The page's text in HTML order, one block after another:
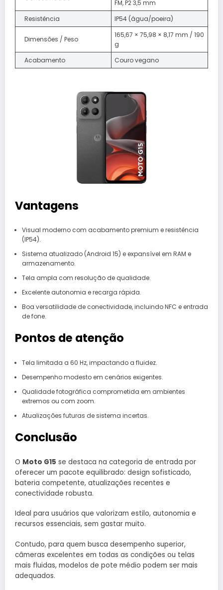
FM, P2 3,5 mm
Resistência
IP54 (água/poeira)
Dimensões / Peso
165,67 × 75,98 × 8,17 mm / 190
g
Acabamento
Couro vegano
Vantagens
Visual moderno com acabamento premium e resistência
(IP54).
Sistema atualizado (Android 15) e expansível em RAM e
armazenamento.
Tela ampla com resolução de qualidade.
Excelente autonomia e recarga rápida.
Boa versatilidade de conectividade, incluindo NFC e entrada
de fone.
Pontos de atenção
Tela limitada a 60 Hz, impactando a fluidez.
Desempenho modesto em cenários exigentes.
Qualidade fotográfica comprometida em ambientes
extremos ou com zoom.
Atualizações futuras de sistema incertas.
Conclusão
O Moto G15 se destaca na categoria de entrada por
oferecer um pacote equilibrado: design sofisticado,
bateria competente, atualizações recentes e
conectividade robusta.
Ideal para usuários que valorizam estilo, autonomia e
recursos essenciais, sem gastar muito.
Contudo, para quem busca desempenho superior,
câmeras excelentes em todas as condições ou telas
mais fluidas, modelos de pote médio podem ser mais
adequados.